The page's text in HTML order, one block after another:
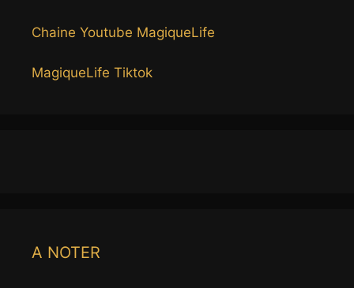
Chaine Youtube MagiqueLife
MagiqueLife Tiktok
A NOTER